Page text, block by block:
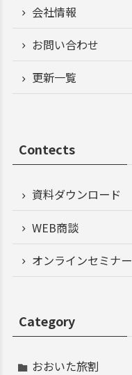
会社情報
お問い合わせ
更新一覧
Contects
資料ダウンロード
WEB商談
オンラインセミナー
Category
おおいた旅割